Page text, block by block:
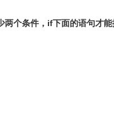
个条件，if下面的语句才